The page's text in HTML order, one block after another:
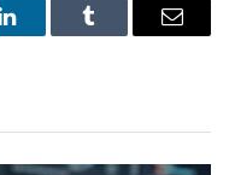
LinkedInTumblr Email